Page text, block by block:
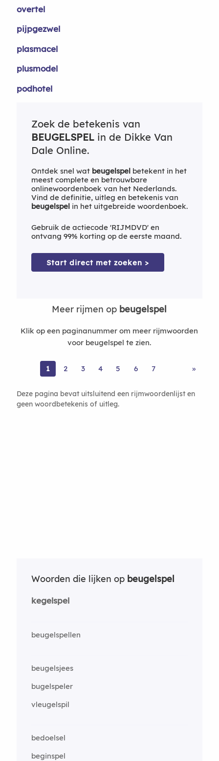
overtel
pijpgezwel
plasmacel
plusmodel
podhotel
Zoek de betekenis van
BEUGELSPELin de Dikke Van
Dale Online.
Ontdek snel wat beugelspelbetekent in het
meest complete en betrouwbare
onlinewoordenboek van het Nederlands.
Vind de definitie, uitleg en betekenis van
beugelspelin het uitgebreide woordenboek.
Gebruik de actiecode 'RIJMDVD' en
ontvang 99% korting op de eerste maand.
Start direct met zoeken >
Meer rijmen op beugelspel
Klik op een paginanummer om meer rijmwoorden
voor beugelspel te zien.
1 2 3 4 5 6 7 »
Deze pagina bevat uitsluitend een rijmwoordenlijst en
geen woordbetekenis of uitleg.
Woorden die lijken op beugelspel
kegelspel
beugelspellen
beugelsjees
bugelspeler
vleugelspil
bedoelsel
beginspel